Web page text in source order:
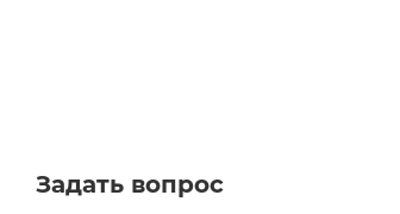
Задать вопрос